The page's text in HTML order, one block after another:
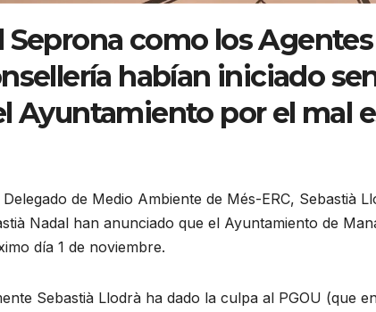
Seprona como los
habían iniciado
Ayuntamiento por el mal
de Medio Ambiente de Més-ERC, Sebastià
Nadal han anunciado que el Ayuntamiento de
día 1 de noviembre.
Sebastià Llodrà ha dado la culpa al PGOU (que